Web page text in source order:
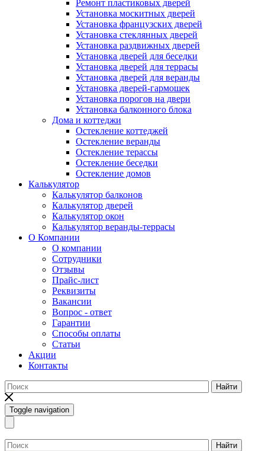
Ремонт пластиковых дверей
Установка москитных дверей
Установка французских дверей
Установка стеклянных дверей
Установка раздвижных дверей
Установка дверей для беседки
Установка дверей для террасы
Установка дверей для веранды
Установка дверей-гармошек
Установка порогов на двери
Установка балконного блока
Дома и коттеджи
Остекление коттеджей
Остекление веранды
Остекление терассы
Остекление беседки
Остекление домов
Калькулятор
Калькулятор балконов
Калькулятор дверей
Калькулятор окон
Калькулятор веранды-террасы
О Компании
О компании
Сотрудники
Отзывы
Прайс-лист
Реквизиты
Вакансии
Вопрос - ответ
Гарантии
Способы оплаты
Статьи
Акции
Контакты
Найти
Toggle navigation
Найти